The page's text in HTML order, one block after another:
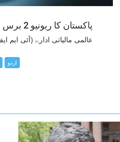
پاکستان کا ریونیو 2 برس میں دگنا ہو گیا: آئی ایم ایف
اردو